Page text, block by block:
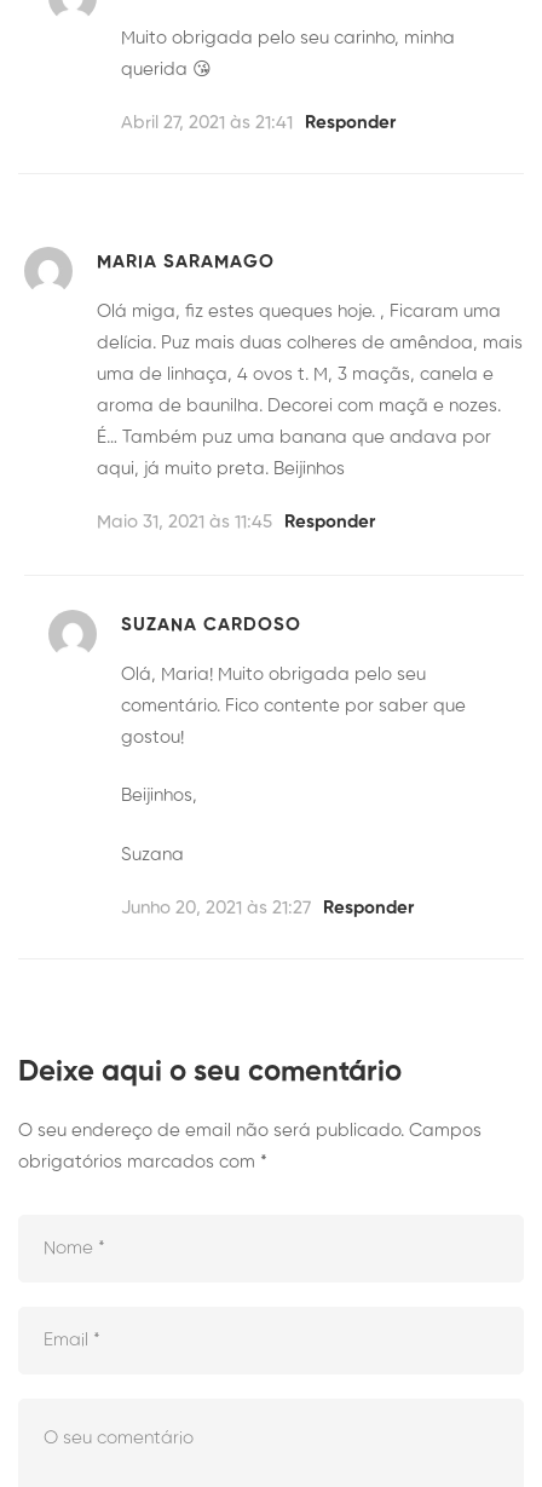
Muito obrigada pelo seu carinho, minha
querida 😘
Abril 27, 2021 às 21:41 Responder
MARIA SARAMAGO
Olá miga, fiz estes queques hoje. , Ficaram uma
delícia. Puz mais duas colheres de amêndoa, mais
uma de linhaça, 4 ovos t. M, 3 maçãs, canela e
aroma de baunilha. Decorei com maçã e nozes.
É… Também puz uma banana que andava por
aqui, já muito preta. Beijinhos
Maio 31, 2021 às 11:45 Responder
SUZANA CARDOSO
Olá, Maria! Muito obrigada pelo seu
comentário. Fico contente por saber que
gostou!
Beijinhos,
Suzana
Junho 20, 2021 às 21:27 Responder
Deixe aqui o seu comentário
O seu endereço de email não será publicado. Campos
obrigatórios marcados com *